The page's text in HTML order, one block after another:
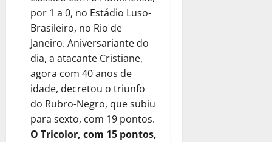
por 1 a 0, no Estádio Luso-
Brasileiro, no Rio de
Janeiro. Aniversariante do
dia, a atacante Cristiane,
agora com 40 anos de
idade, decretou o triunfo
do Rubro-Negro, que subiu
para sexto, com 19 pontos.
O Tricolor, com 15 pontos,